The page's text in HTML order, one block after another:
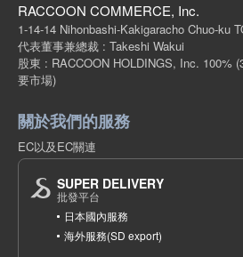
RACCOON COMMERCE, Inc.
1-14-14 Nihonbashi-Kakigaracho Chuo-ku
代表董事兼總裁 : Takeshi Wakui
股東 : RACCOON HOLDINGS, Inc. 100%
要市場)
關於我們的服務
EC以及EC關連
SUPER DELIVERY
批發平台
日本國內服務
海外服務(SD export)